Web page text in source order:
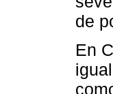
de
En